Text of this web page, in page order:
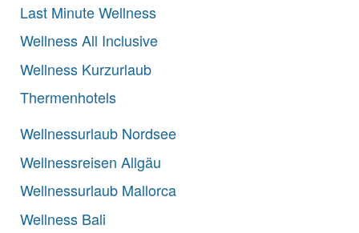
Last Minute Wellness
Wellness All Inclusive
Wellness Kurzurlaub
Thermenhotels
Wellnessurlaub Nordsee
Wellnessreisen Allgäu
Wellnessurlaub Mallorca
Wellness Bali